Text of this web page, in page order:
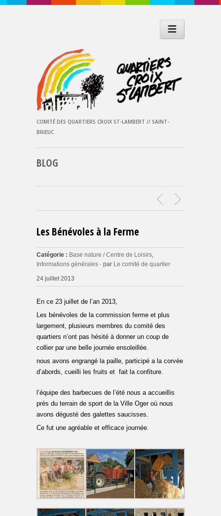
COMITÉ DES QUARTIERS CROIX ST-LAMBERT // SAINT-
BRIEUC
BLOG
Les Bénévoles à la Ferme
Catégorie : Base nature / Centre de Loisirs,
Informations générales · par Le comité de quartier
24 juillet 2013
En ce 23 juillet de l’an 2013,
Les bénévoles de la commission ferme et plus
largement, plusieurs membres du comité des
quartiers n’ont pas hésité à donner un coup de
collier par une belle journée ensoleillée.
nous avons engrangé la paille, participé a la corvée
d’abords, cueilli les fruits et fait la confiture.
l’équipe des barbecues de l’été nous a accueillis
près du terrain de sport de la Ville Oger où nous
avons dégusté des galettes saucisses.
Ce fut une agréable et efficace journée.